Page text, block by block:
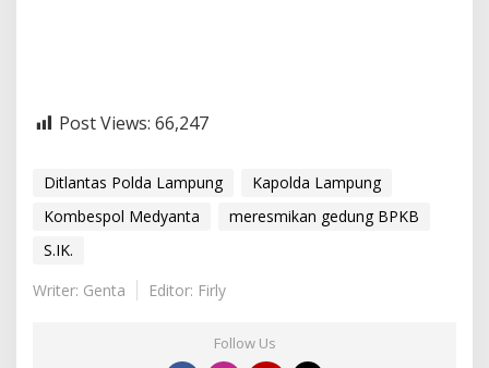
Post Views: 66,247
Ditlantas Polda Lampung
Kapolda Lampung
Kombespol Medyanta
meresmikan gedung BPKB
S.IK.
Writer: Genta
Editor: Firly
Follow Us